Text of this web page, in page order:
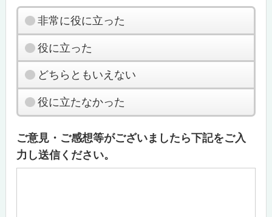
非常に役に立った
役に立った
どちらともいえない
役に立たなかった
ご意見・ご感想等がございましたら下記をご入
力し送信ください。